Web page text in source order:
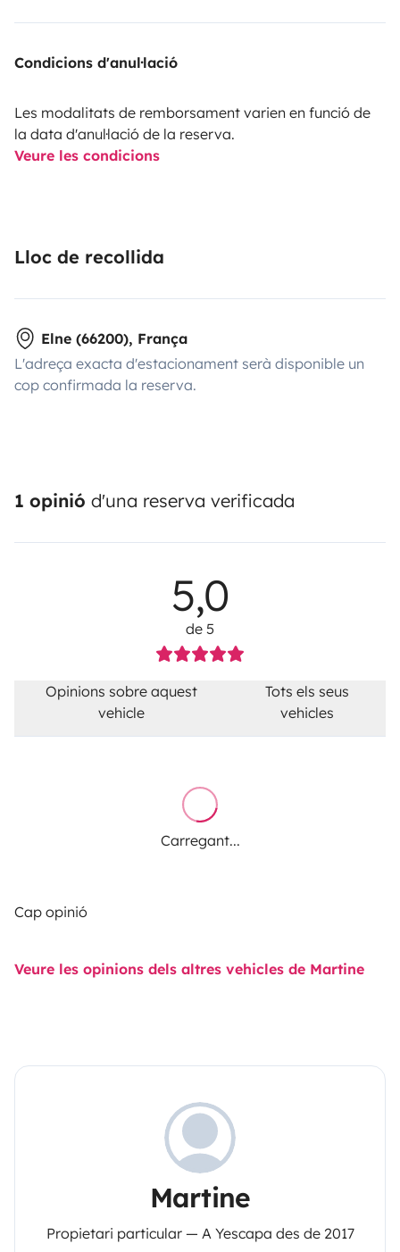
Condicions d'anul·lació
Les modalitats de remborsament varien en funció de
la data d'anul·lació de la reserva.
Veure les condicions
Lloc de recollida
Elne (66200), França
L'adreça exacta d'estacionament serà disponible un
cop confirmada la reserva.
1 opinió d'una reserva verificada
5,0
de 5
Opinions sobre aquest
vehicle
Tots els seus
vehicles
Carregant...
Cap opinió
Veure les opinions dels altres vehicles de Martine
Martine
Propietari particular — A Yescapa des de 2017